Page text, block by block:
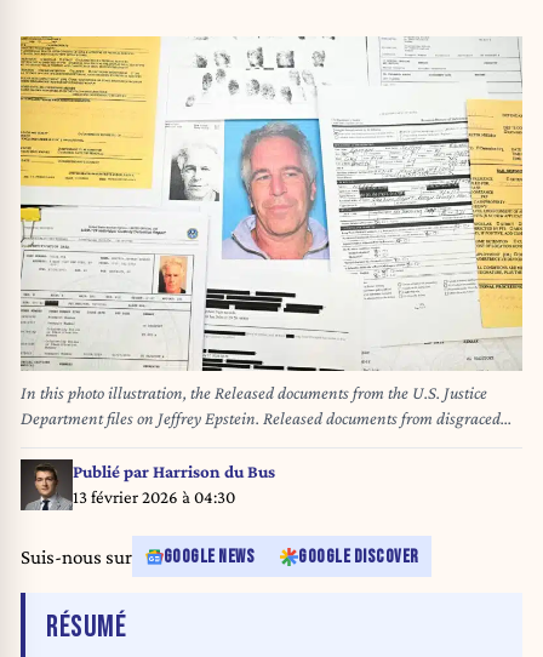
In this photo illustration, the Released documents from the U.S. Justice
Department files on Jeffrey Epstein. Released documents from disgraced
late financier and sex offender Jeffrey Epstein, referencing court cases
against him, are seen in the handouts released by the U.S. Justice
Department and printed and arranged. - Vladislav Nekrasov / SOPA
SOPA/SIPA/2602060756
Publié parHarrison du Bus
13 février 2026 à 04:30
Suis-nous sur GOOGLE NEWS GOOGLE DISCOVER
RÉSUMÉDE L'ARTICLE